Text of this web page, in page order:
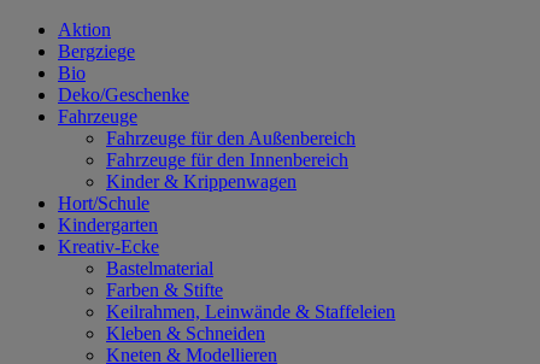
Aktion
Bergziege
Bio
Deko/Geschenke
Fahrzeuge
Fahrzeuge für den Außenbereich
Fahrzeuge für den Innenbereich
Kinder & Krippenwagen
Hort/Schule
Kindergarten
Kreativ-Ecke
Bastelmaterial
Farben & Stifte
Keilrahmen, Leinwände & Staffeleien
Kleben & Schneiden
Kneten & Modellieren